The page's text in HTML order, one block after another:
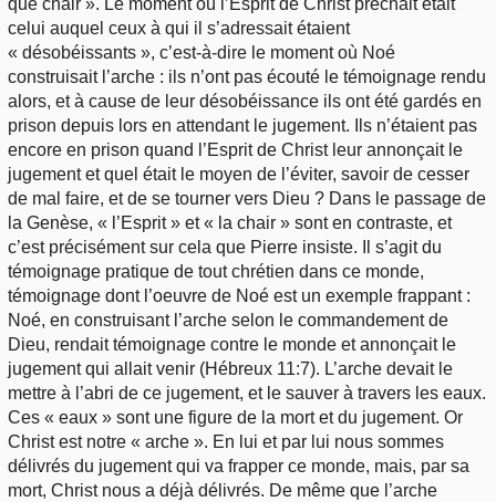
que chair ». Le moment où l’Esprit de Christ prêchait était
celui auquel ceux à qui il s’adressait étaient
« désobéissants », c’est-à-dire le moment où Noé
construisait l’arche : ils n’ont pas écouté le témoignage rendu
alors, et à cause de leur désobéissance ils ont été gardés en
prison depuis lors en attendant le jugement. Ils n’étaient pas
encore en prison quand l’Esprit de Christ leur annonçait le
jugement et quel était le moyen de l’éviter, savoir de cesser
de mal faire, et de se tourner vers Dieu ? Dans le passage de
la Genèse, « l’Esprit » et « la chair » sont en contraste, et
c’est précisément sur cela que Pierre insiste. Il s’agit du
témoignage pratique de tout chrétien dans ce monde,
témoignage dont l’oeuvre de Noé est un exemple frappant :
Noé, en construisant l’arche selon le commandement de
Dieu, rendait témoignage contre le monde et annonçait le
jugement qui allait venir (Hébreux 11:7). L’arche devait le
mettre à l’abri de ce jugement, et le sauver à travers les eaux.
Ces « eaux » sont une figure de la mort et du jugement. Or
Christ est notre « arche ». En lui et par lui nous sommes
délivrés du jugement qui va frapper ce monde, mais, par sa
mort, Christ nous a déjà délivrés. De même que l’arche